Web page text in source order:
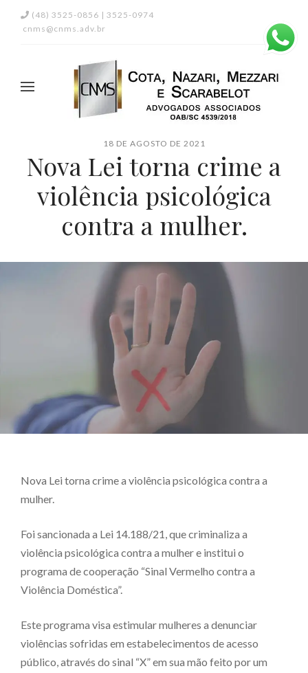
(48) 3525-0856 | 3525-0974
cnms@cnms.adv.br
18 DE AGOSTO DE 2021
Nova Lei torna crime a
violência psicológica
contra a mulher.
Nova Lei torna crime a violência psicológica contra a
mulher.
Foi sancionada a Lei 14.188/21, que criminaliza a
violência psicológica contra a mulher e institui o
programa de cooperação “Sinal Vermelho contra a
Violência Doméstica”.
Este programa visa estimular mulheres a denunciar
violências sofridas em estabelecimentos de acesso
público, através do sinal “X” em sua mão feito por um